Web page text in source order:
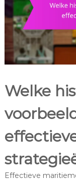
Welke
Effectieve